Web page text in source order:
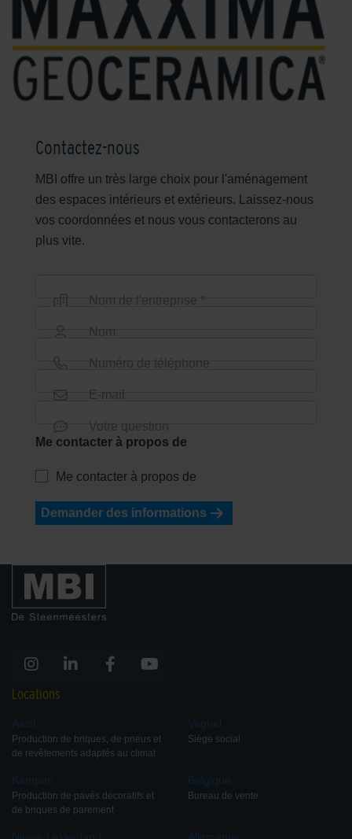
Contactez-nous
MBI offre un très large choix pour l'aménagement
des espaces intérieurs et extérieurs. Laissez-nous
vos coordonnées et nous vous contacterons au
plus vite.
Nom de l'entreprise *
Nom
Numéro de téléphone
E-mail
Votre question
Me contacter à propos de
Me contacter à propos de
Demander des informations
Locations
Aalst
Production de briques, de pneus et
de revêtements adaptés au climat
Kampen
Production de pavés décoratifs et
de briques de parement
Nieuw-Lekkerland
Veghel
Siège social
Belgique
Bureau de vente
Allemange